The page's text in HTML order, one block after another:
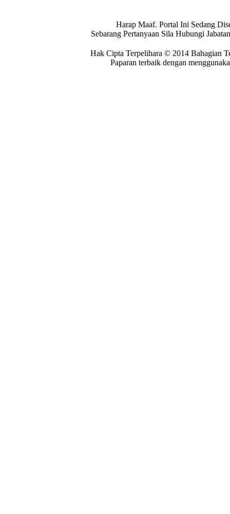
Harap Maaf. Portal Ini Sedang
Sebarang Pertanyaan Sila Hubungi
Hak Cipta Terpelihara © 2014 Bahagian
Paparan terbaik dengan